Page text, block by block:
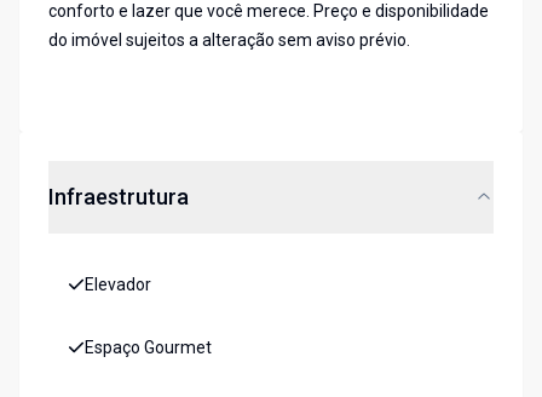
conforto e lazer que você merece. Preço e disponibilidade
do imóvel sujeitos a alteração sem aviso prévio.
Infraestrutura
Elevador
Espaço Gourmet